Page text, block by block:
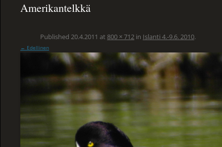
Amerikantelkkä
Published 20.4.2011 at 800 × 712 in Islanti 4.-9.6. 2010.
← Edellinen